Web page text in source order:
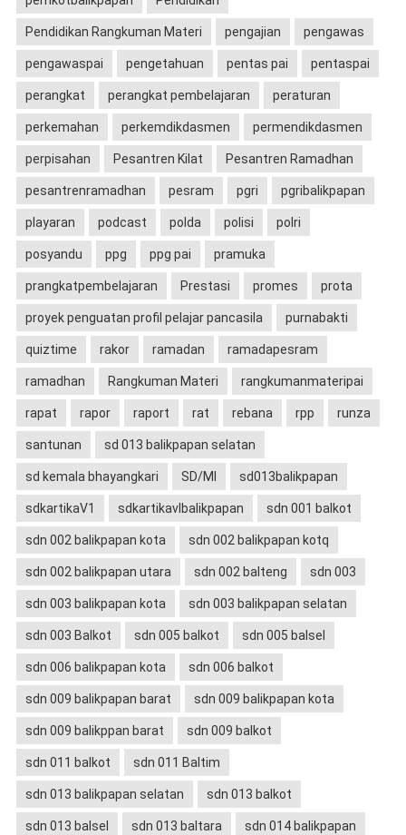
Pendidikan Rangkuman Materi pengajian pengawas
pengawaspai pengetahuan pentas pai pentaspai
perangkat perangkat pembelajaran peraturan
perkemahan perkemdikdasmen permendikdasmen
perpisahan Pesantren Kilat Pesantren Ramadhan
pesantrenramadhan pesram pgri pgribalikpapan
playaran podcast polda polisi polri
posyandu ppg ppg pai pramuka
prangkatpembelajaran Prestasi promes prota
proyek penguatan profil pelajar pancasila purnabakti
quiztime rakor ramadan ramadapesram
ramadhan Rangkuman Materi rangkumanmateripai
rapat rapor raport rat rebana rpp runza
santunan sd 013 balikpapan selatan
sd kemala bhayangkari SD/MI sd013balikpapan
sdkartikaV1 sdkartikavIbalikpapan sdn 001 balkot
sdn 002 balikpapan kota sdn 002 balikpapan kotq
sdn 002 balikpapan utara sdn 002 balteng sdn 003
sdn 003 balikpapan kota sdn 003 balikpapan selatan
sdn 003 Balkot sdn 005 balkot sdn 005 balsel
sdn 006 balikpapan kota sdn 006 balkot
sdn 009 balikpapan barat sdn 009 balikpapan kota
sdn 009 balikppan barat sdn 009 balkot
sdn 011 balkot sdn 011 Baltim
sdn 013 balikpapan selatan sdn 013 balkot
sdn 013 balsel sdn 013 baltara sdn 014 balikpapan